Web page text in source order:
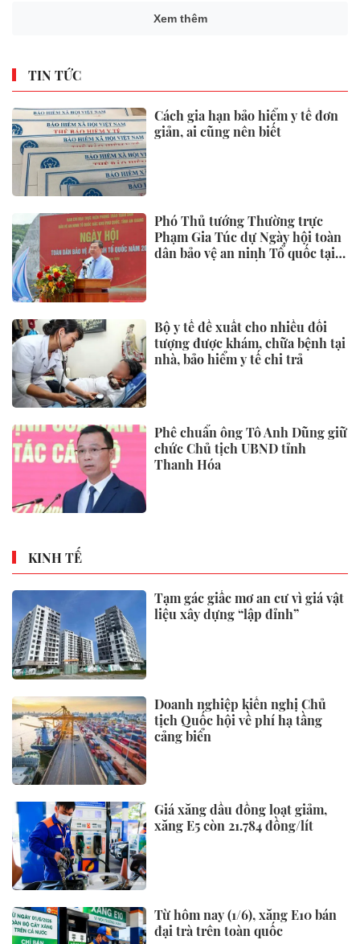
Xem thêm
TIN TỨC
Cách gia hạn bảo hiểm y tế đơn
giản, ai cũng nên biết
Phó Thủ tướng Thường trực
Phạm Gia Túc dự Ngày hội toàn
dân bảo vệ an ninh Tổ quốc tại
Bộ y tế đề xuất cho nhiều đối
tượng được khám, chữa bệnh tại
nhà, bảo hiểm y tế chi trả
Phê chuẩn ông Tô Anh Dũng giữ
chức Chủ tịch UBND tỉnh
Thanh Hóa
KINH TẾ
Tạm gác giấc mơ an cư vì giá vật
liệu xây dựng “lập đỉnh”
Doanh nghiệp kiến nghị Chủ
tịch Quốc hội về phí hạ tầng
cảng biển
Giá xăng dầu đồng loạt giảm,
xăng E5 còn 21.784 đồng/lít
Từ hôm nay (1/6), xăng E10 bán
đại trà trên toàn quốc